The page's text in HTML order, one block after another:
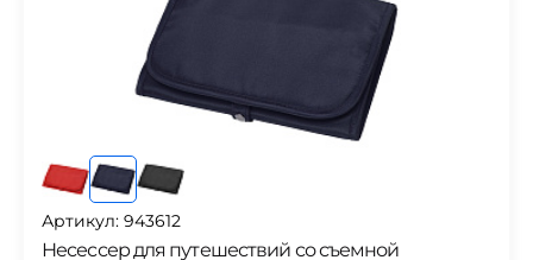
Артикул: 943612
Несессер для путешествий со съемной